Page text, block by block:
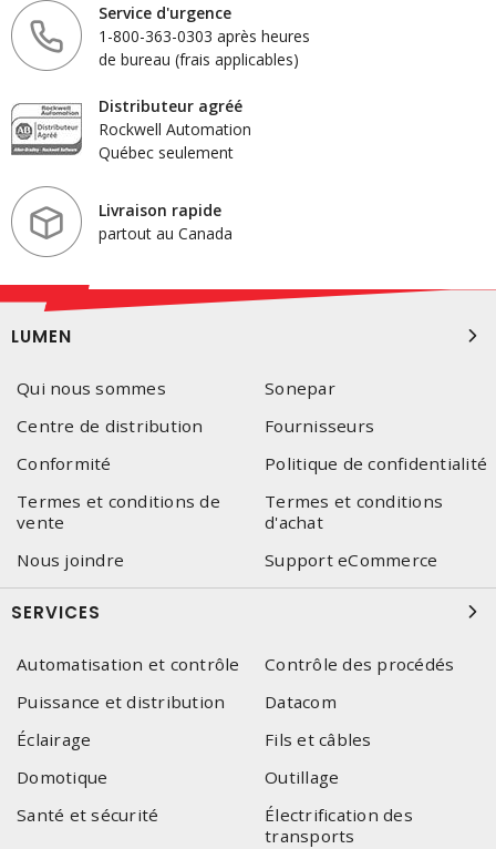
Service d'urgence
1-800-363-0303 après heures
de bureau (frais applicables)
Distributeur agréé
Rockwell Automation
Québec seulement
Livraison rapide
partout au Canada
LUMEN
Qui nous sommes
Sonepar
Centre de distribution
Fournisseurs
Conformité
Politique de confidentialité
Termes et conditions de
vente
Termes et conditions
d'achat
Nous joindre
Support eCommerce
SERVICES
Automatisation et contrôle
Contrôle des procédés
Puissance et distribution
Datacom
Éclairage
Fils et câbles
Domotique
Outillage
Santé et sécurité
Électrification des
transports